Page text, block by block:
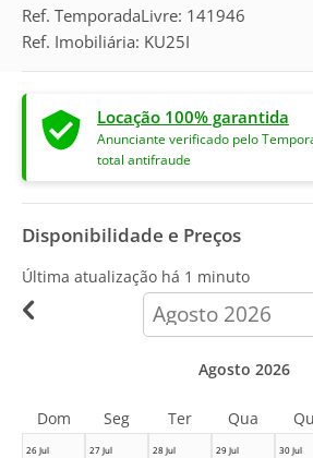
Ref. TemporadaLivre: 141946
Ref. Imobiliária: KU25I
Locação 100% garantida
Anunciante verificado pelo
total antifraude
Disponibilidade e Preços
Última atualização há 1 minuto
calendar-
month
26 Jul
27 Jul
28 Jul
29 Jul
30 Jul
Agosto 2026
Dom Seg Ter Qua